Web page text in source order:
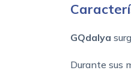
GQdalya
Durante sus